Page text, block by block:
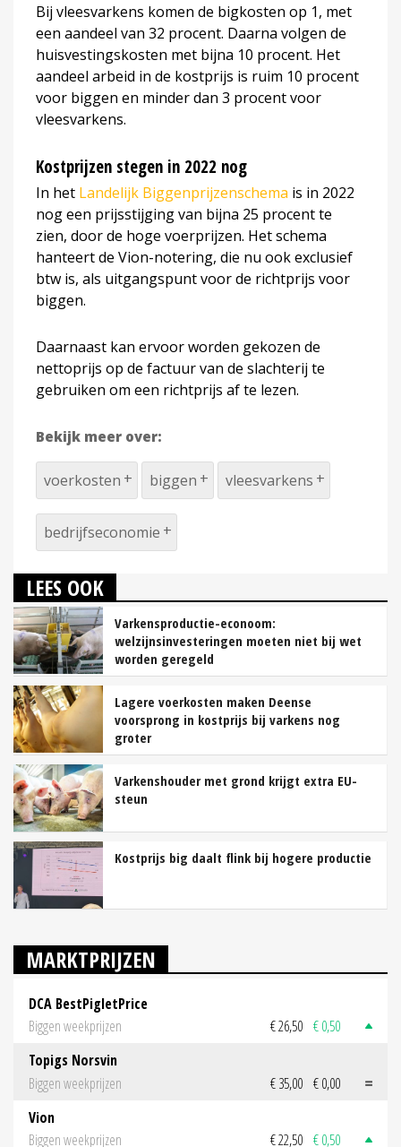
Bij vleesvarkens komen de bigkosten op 1, met
een aandeel van 32 procent. Daarna volgen de
huisvestingskosten met bijna 10 procent. Het
aandeel arbeid in de kostprijs is ruim 10 procent
voor biggen en minder dan 3 procent voor
vleesvarkens.
Kostprijzen stegen in 2022 nog
In het Landelijk Biggenprijzenschema is in 2022
nog een prijsstijging van bijna 25 procent te
zien, door de hoge voerprijzen. Het schema
hanteert de Vion-notering, die nu ook exclusief
btw is, als uitgangspunt voor de richtprijs voor
biggen.
Daarnaast kan ervoor worden gekozen de
nettoprijs op de factuur van de slachterij te
gebruiken om een richtprijs af te lezen.
Bekijk meer over:
voerkosten biggen vleesvarkens
bedrijfseconomie
LEES OOK
Varkensproductie-econoom:
welzijnsinvesteringen moeten niet bij wet
worden geregeld
Lagere voerkosten maken Deense
voorsprong in kostprijs bij varkens nog
groter
Varkenshouder met grond krijgt extra EU-
steun
Kostprijs big daalt flink bij hogere productie
MARKTPRIJZEN
DCA BestPigletPrice
Biggen weekprijzen
€ 26,50 € 0,50
Topigs Norsvin
Biggen weekprijzen
€ 35,00 € 0,00
Vion
Biggen weekprijzen
€ 22,50 € 0,50